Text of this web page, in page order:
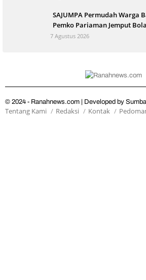
SAJUMPA Permudah Warga
Pemko Pariaman Jemput Bola
7 Agustus 2026
© 2024 - Ranahnews.com | Developed by
Tentang Kami Redaksi Kontak